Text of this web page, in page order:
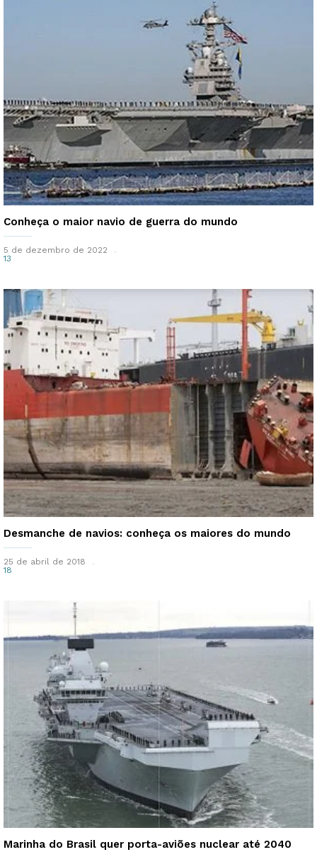
Conheça o maior navio de guerra do mundo
5 de dezembro de 2022
13
Desmanche de navios: conheça os maiores do mundo
25 de abril de 2018
18
Marinha do Brasil quer porta-aviões nuclear até 2040